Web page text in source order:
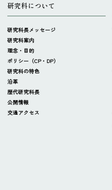
研究科について
研究科長メッセージ
研究科案内
理念・目的
ポリシー（CP・DP）
研究科の特色
沿革
歴代研究科長
公開情報
交通アクセス